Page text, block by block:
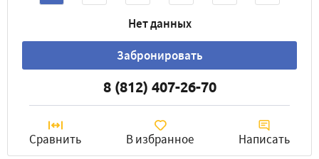
Нет данных
Забронировать
8 (812) 407-26-70
Сравнить В избранное Написать